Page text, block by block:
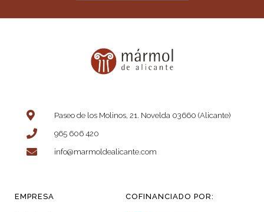
Paseo de los Molinos, 21. Novelda 03660 (Alicante)
965 606 420
info@marmoldealicante.com
EMPRESA COFINANCIADO POR: